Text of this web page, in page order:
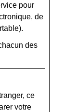
pour
de
des
ce
votre